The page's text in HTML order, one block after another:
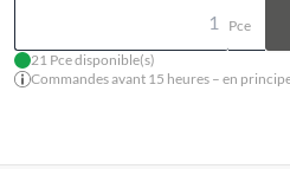
Pce
21 Pce disponible(s)
Commandes avant 15 heures – en